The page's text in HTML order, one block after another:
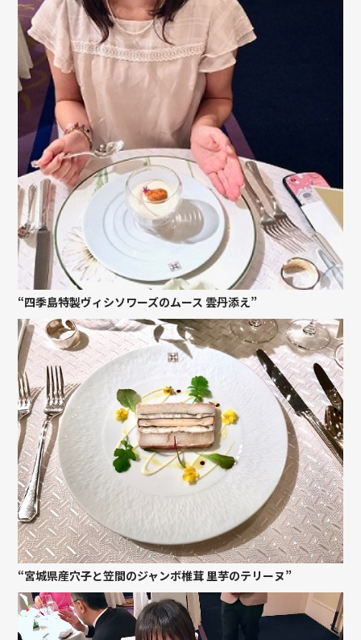
“四季島特製ヴィシソワーズのムース 雲丹添え”
“宮城県産穴子と笠間のジャンボ椎茸 里芋のテリーヌ”